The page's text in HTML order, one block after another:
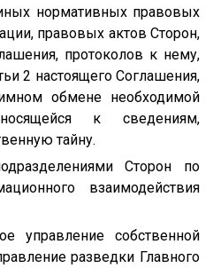
нормативных правовых
правовых актов Сторон,
протоколов к нему,
2 настоящего Соглашения,
обмене необходимой
к сведениям,
тайну.
Сторон по
взаимодействия
управление собственной
разведки Главного